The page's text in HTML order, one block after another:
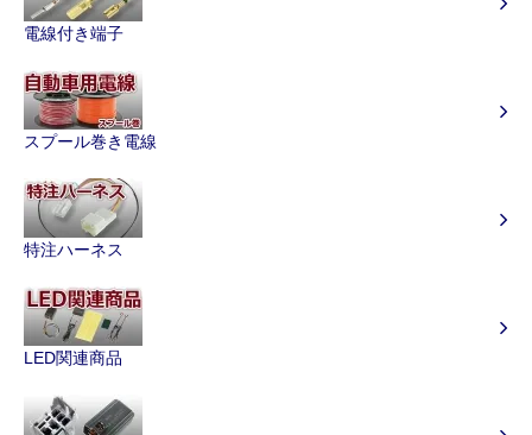
電線付き端子
スプール巻き電線
特注ハーネス
LED関連商品